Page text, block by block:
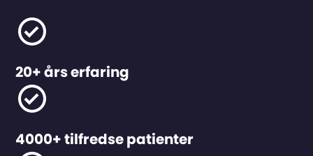
20+ års erfaring
4000+ tilfredse patienter